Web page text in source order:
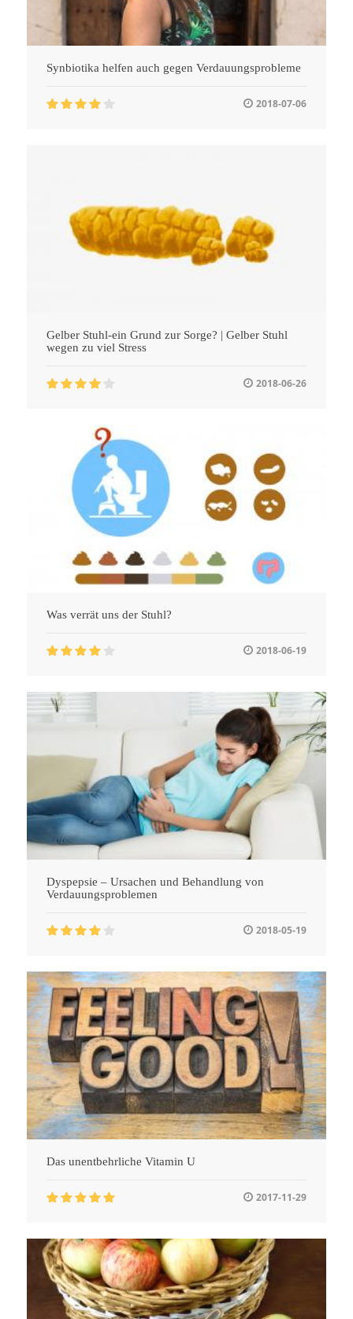
Synbiotika helfen auch gegen Verdauungsprobleme
2018-07-06
Gelber Stuhl-ein Grund zur Sorge? | Gelber Stuhl
wegen zu viel Stress
2018-06-26
Was verrät uns der Stuhl?
2018-06-19
Dyspepsie – Ursachen und Behandlung von
Verdauungsproblemen
2018-05-19
Das unentbehrliche Vitamin U
2017-11-29